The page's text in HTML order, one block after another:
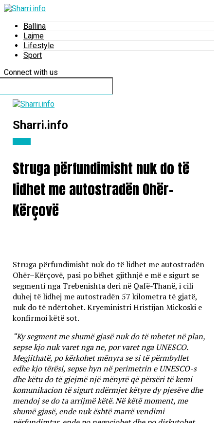
Ballina
Lajme
Lifestyle
Sport
Connect with us
Sharri.info
Struga përfundimisht nuk do të
lidhet me autostradën Ohër-
Kërçovë
Struga përfundimisht nuk do të lidhet me autostradën
Ohër–Kërçovë, pasi po bëhet gjithnjë e më e sigurt se
segmenti nga Trebenishta deri në Qafë-Thanë, i cili
duhej të lidhej me autostradën 57 kilometra të gjatë,
nuk do të ndërtohet. Kryeministri Hristijan Mickoski e
konfirmoi këtë sot.
“Ky segment me shumë gjasë nuk do të mbetet në plan,
sepse kjo nuk varet nga ne, por varet nga UNESCO.
Megjithatë, po kërkohet mënyra se si të përmbyllet
edhe kjo tërësi, sepse hyn në perimetrin e UNESCO-s
dhe këtu do të gjejmë një mënyrë që përsëri të kemi
komunikacion të sigurt ndërmjet këtyre dy pjesëve dhe
mendoj se do ta arrijmë këtë. Në këtë moment, me
shumë gjasë, ende nuk është marrë vendimi